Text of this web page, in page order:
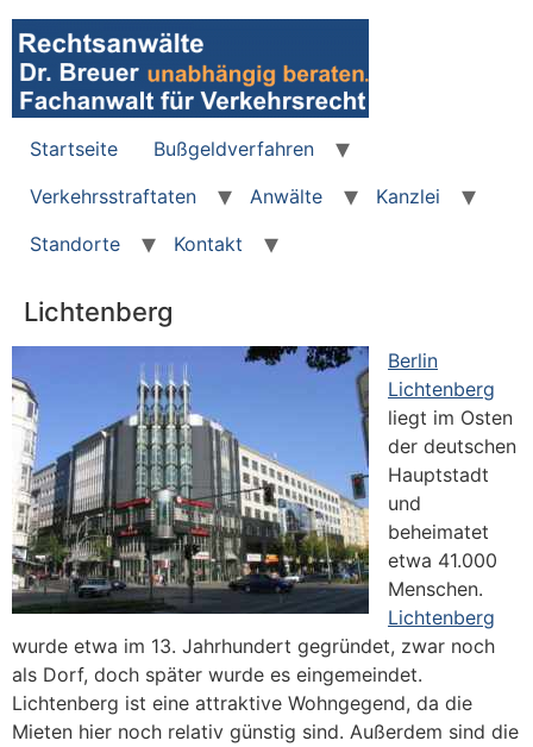
Zum
Inhalt
wechseln
Startseite
Bußgeldverfahren
Verkehrsstraftaten
Anwälte
Kanzlei
Standorte
Kontakt
Lichtenberg
Berlin
Lichtenberg
liegt im Osten
der deutschen
Hauptstadt
und
beheimatet
etwa 41.000
Menschen.
Lichtenberg
wurde etwa im 13. Jahrhundert gegründet, zwar noch
als Dorf, doch später wurde es eingemeindet.
Lichtenberg ist eine attraktive Wohngegend, da die
Mieten hier noch relativ günstig sind. Außerdem sind die